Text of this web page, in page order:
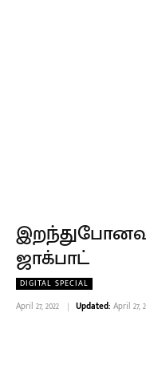
ஜாக்பாட்
DIGITAL SPECIAL
April 27, 2022 Updated: April 27,